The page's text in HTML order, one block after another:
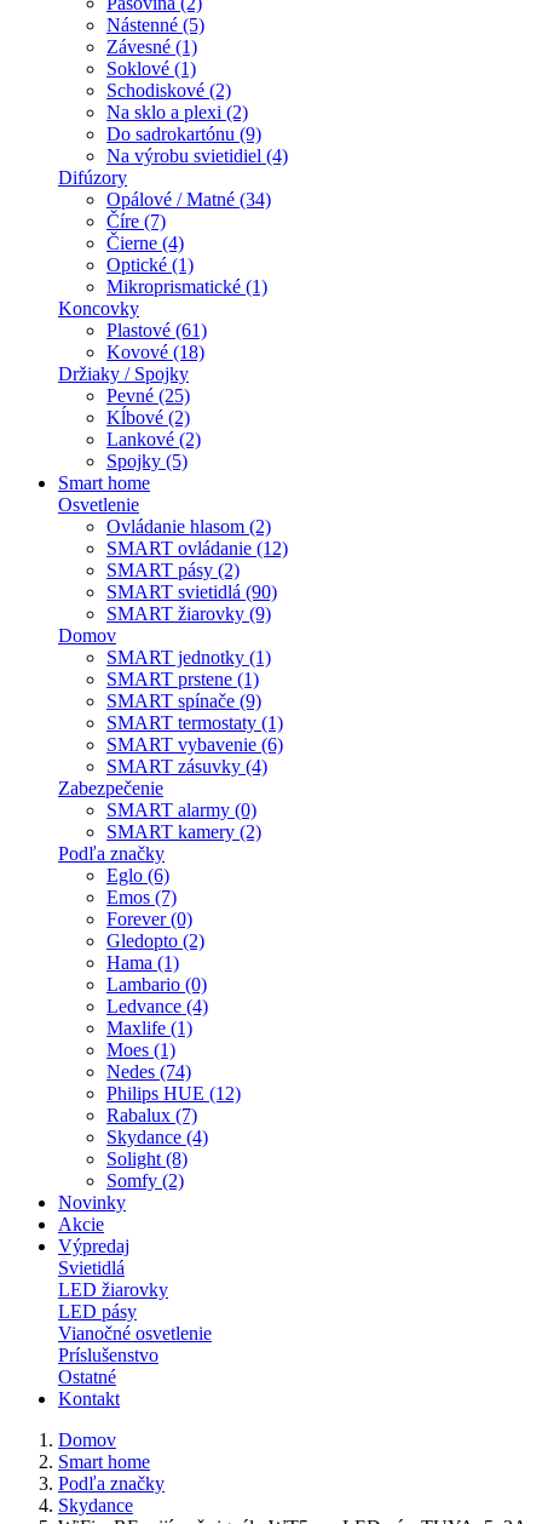
Nástenné (5)
Závesné (1)
Soklové (1)
Schodiskové (2)
Na sklo a plexi (2)
Do sadrokartónu (9)
Na výrobu svietidiel (4)
Difúzory
Opálové / Matné (34)
Číre (7)
Čierne (4)
Optické (1)
Mikroprismatické (1)
Koncovky
Plastové (61)
Kovové (18)
Držiaky / Spojky
Pevné (25)
Kĺbové (2)
Lankové (2)
Spojky (5)
Smart home
Osvetlenie
Ovládanie hlasom (2)
SMART ovládanie (12)
SMART pásy (2)
SMART svietidlá (90)
SMART žiarovky (9)
Domov
SMART jednotky (1)
SMART prstene (1)
SMART spínače (9)
SMART termostaty (1)
SMART vybavenie (6)
SMART zásuvky (4)
Zabezpečenie
SMART alarmy (0)
SMART kamery (2)
Podľa značky
Eglo (6)
Emos (7)
Forever (0)
Gledopto (2)
Hama (1)
Lambario (0)
Ledvance (4)
Maxlife (1)
Moes (1)
Nedes (74)
Philips HUE (12)
Rabalux (7)
Skydance (4)
Solight (8)
Somfy (2)
Novinky
Akcie
Výpredaj
Svietidlá
LED žiarovky
LED pásy
Vianočné osvetlenie
Príslušenstvo
Ostatné
Kontakt
Domov
Smart home
Podľa značky
Skydance